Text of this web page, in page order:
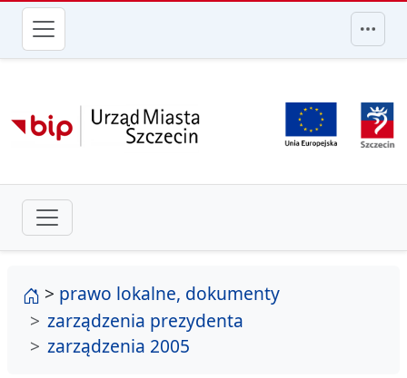
przejdź do głównego menu
strona główna
> prawo lokalne, dokumenty
zarządzenia prezydenta
zarządzenia 2005